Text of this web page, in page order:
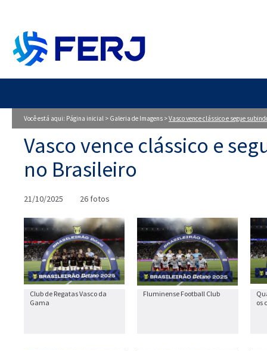
Você está aqui: Página inicial > Galeria de Imagens >Vasco vence clássico e segue
Vasco vence clássico e
no Brasileiro
21/10/2025 26 fotos
Club de Regatas Vasco da
Gama
Fluminense Football Club
os